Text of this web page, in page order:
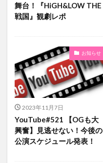
舞台！『HiGH&LOW THE
戦国』観劇レポ
お知らせ
2023年11月7日
YouTube#521 【OGも大
興奮】見逃せない！今後の
公演スケジュール発表！